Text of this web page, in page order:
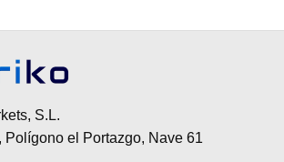
S.L.
Polígono el Portazgo, Nave 61